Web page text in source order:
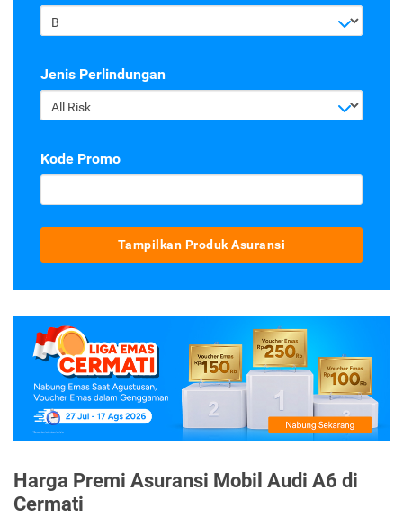
B
Jenis Perlindungan
All Risk
Kode Promo
Tampilkan Produk Asuransi
Harga Premi Asuransi Mobil Audi A6 di
Cermati